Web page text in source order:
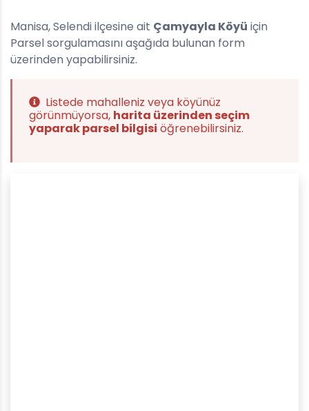
Manisa, Selendi ilçesine ait Çamyayla Köyü için
Parsel sorgulamasını aşağıda bulunan form
üzerinden yapabilirsiniz.
Listede mahalleniz veya köyünüz
görünmüyorsa, harita üzerinden seçim
yaparak parsel bilgisi öğrenebilirsiniz.